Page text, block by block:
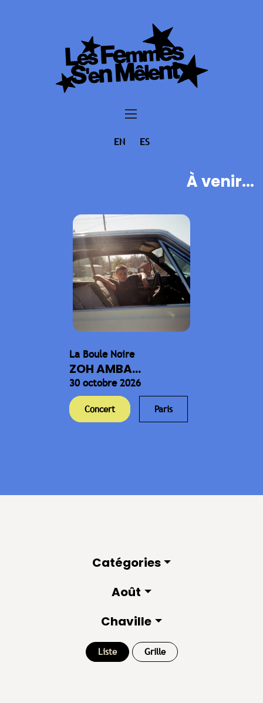
EN ES
À venir...
La Boule Noire
ZOH AMBA...
30 octobre 2026
Concert Paris
Catégories
Août
Chaville
Liste Grille